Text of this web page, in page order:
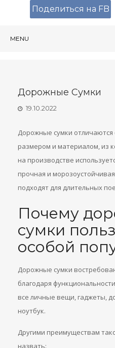
MENU
Дорожные Сумки
19.10.2022
Дорожные сумки отличаются
размером и материалом, из
на производстве
прочная и
подходят для длительных
Почему
сумки
особой
Дорожные сумки
благодаря
все личные вещи, гаджеты,
ноутбук.
Другими преимуществам
назвать:
Поделиться на FB